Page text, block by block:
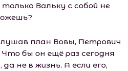
Вальку с собой не
план Вовы, Петрович
бы он ещё раз сегодня
не в жизнь. А если его,